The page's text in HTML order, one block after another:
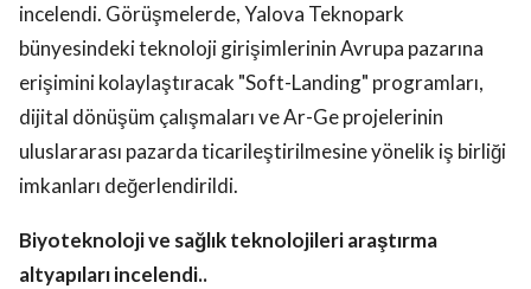
incelendi. Görüşmelerde, Yalova Teknopark
bünyesindeki teknoloji girişimlerinin Avrupa pazarına
erişimini kolaylaştıracak "Soft-Landing" programları,
dijital dönüşüm çalışmaları ve Ar-Ge projelerinin
uluslararası pazarda ticarileştirilmesine yönelik iş birliği
imkanları değerlendirildi.
Biyoteknoloji ve sağlık teknolojileri araştırma
altyapıları incelendi..